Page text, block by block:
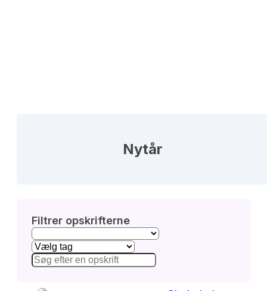
Nytår
Filtrer opskrifterne